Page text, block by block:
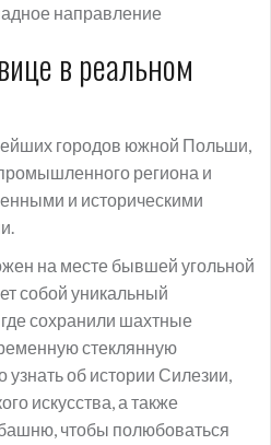
направление
в реальном
городов южной Польши,
региона и
и историческими
на месте бывшей угольной
собой уникальный
сохранили шахтные
стеклянную
узнать об истории Силезии,
искусства, а также
чтобы полюбоваться